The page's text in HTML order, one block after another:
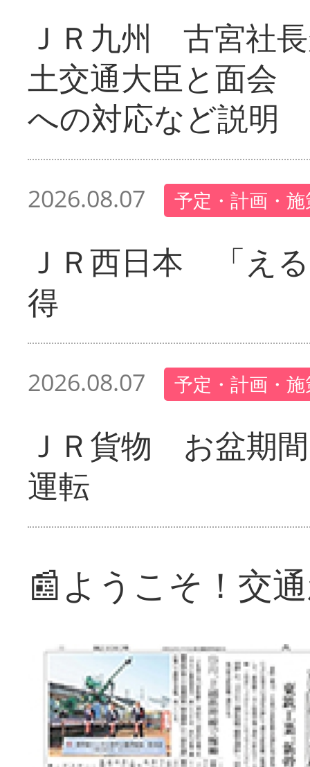
ＪＲ九州 古宮社
土交通大臣と面会
への対応など説明
2026.08.07 予定・計画・
ＪＲ西日本 「え
得
2026.08.07 予定・計画・
ＪＲ貨物 お盆期
運転
📰ようこそ！交